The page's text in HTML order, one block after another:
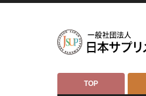
TOP